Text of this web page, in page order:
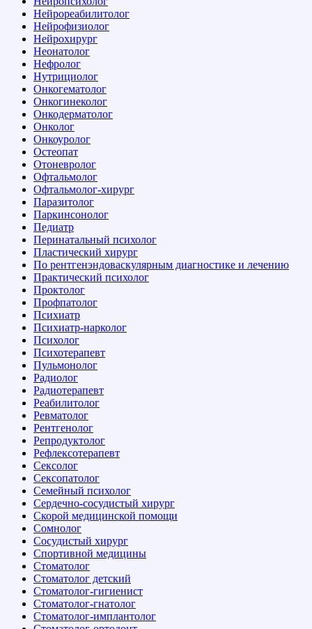
Нейрореабилитолог
Нейрофизиолог
Нейрохирург
Неонатолог
Нефролог
Нутрициолог
Онкогематолог
Онкогинеколог
Онкодерматолог
Онколог
Онкоуролог
Остеопат
Отоневролог
Офтальмолог
Офтальмолог-хирург
Паразитолог
Паркинсонолог
Педиатр
Перинатальный психолог
Пластический хирург
По рентгенэндоваскулярным диагностике и лечению
Практический психолог
Проктолог
Профпатолог
Психиатр
Психиатр-нарколог
Психолог
Психотерапевт
Пульмонолог
Радиолог
Радиотерапевт
Реабилитолог
Ревматолог
Рентгенолог
Репродуктолог
Рефлексотерапевт
Сексолог
Сексопатолог
Семейный психолог
Сердечно-сосудистый хирург
Скорой медицинской помощи
Сомнолог
Сосудистый хирург
Спортивной медицины
Стоматолог
Стоматолог детский
Стоматолог-гигиенист
Стоматолог-гнатолог
Стоматолог-имплантолог